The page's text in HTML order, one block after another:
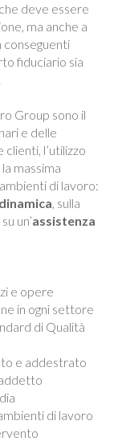
deve essere
ma anche a
conseguenti
fiduciario sia
Group sono il
e delle
l’utilizzo
la massima
di lavoro:
, sulla
un’assistenza
e opere
in ogni settore
di Qualità
e addestrato
di lavoro